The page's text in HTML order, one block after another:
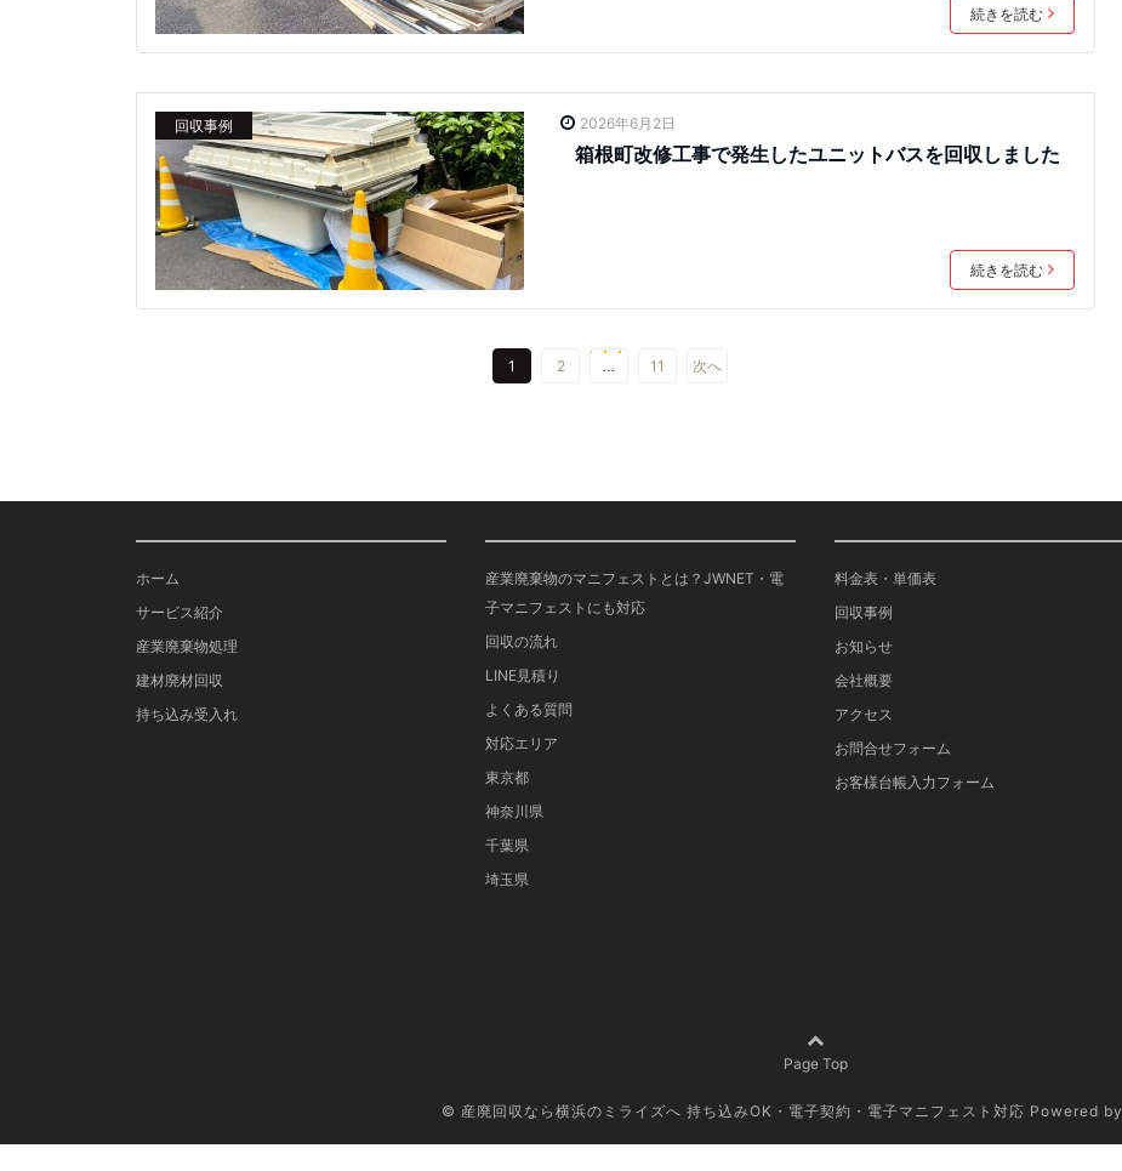
続きを読む
回収事例 2026年6月2日
箱根町改修工事で発生したユニットバスを回収しました
続きを読む
1 2 … 11 次へ
ホーム
サービス紹介
産業廃棄物処理
建材廃材回収
持ち込み受入れ
産業廃棄物のマニフェストとは？JWNET・電
子マニフェストにも対応
回収の流れ
LINE見積り
よくある質問
対応エリア
東京都
神奈川県
千葉県
埼玉県
料金表・単価表
回収事例
お知らせ
会社概要
アクセス
お問合せフォーム
お客様台帳入力フォーム
Page Top
© 産廃回収なら横浜のミライズへ 持ち込みOK・電子契約・電子マニフェスト対応 Powered by